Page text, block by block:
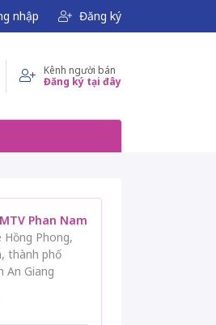
nhập Đăng ký
Kênh người bán
Đăng ký tại đây
Phan Nam
Phong,
thành phố
An Giang